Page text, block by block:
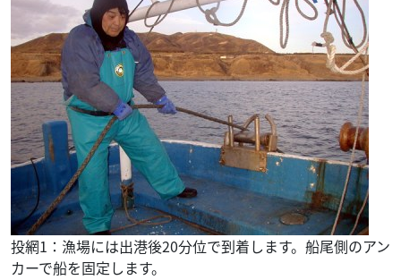
投網1：漁場には出港後20分位で到着します。船尾側のアン
カーで船を固定します。